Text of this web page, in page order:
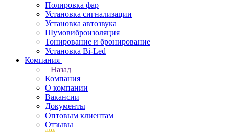
Полировка фар
Установка сигнализации
Установка автозвука
Шумовиброизоляция
Тонирование и бронирование
Установка Bi-Led
Компания
Назад
Компания
О компании
Вакансии
Документы
Оптовым клиентам
Отзывы